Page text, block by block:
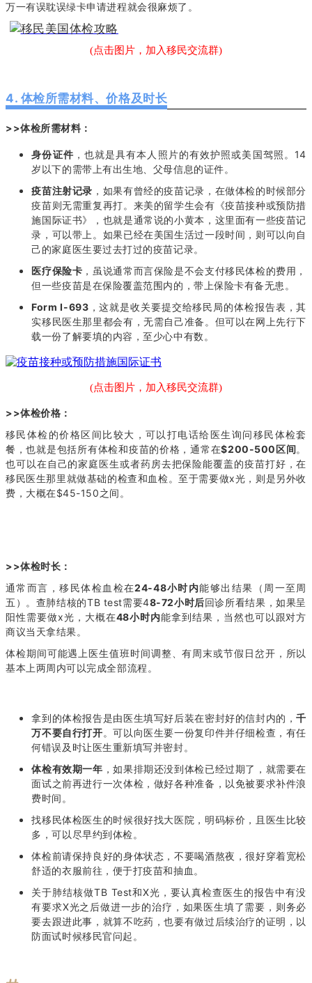
万一有误耽误绿卡申请进程就会很麻烦了。
(点击图片，加入移民交流群)
4. 体检所需材料、价格及时长
>>体检所需材料：
身份证件 ，也就是具有本人照片的有效护照或美国驾照。14
岁以下的需带上有出生地、父母信息的证件。
疫苗注射记录 ，如果有曾经的疫苗记录，在做体检的时候部分
疫苗则无需重复再打。来美的留学生会有《疫苗接种或预防措
施国际证书》，也就是通常说的小黄本，这里面有一些疫苗记
录，可以带上。如果已经在美国生活过一段时间，则可以向自
己的家庭医生要过去打过的疫苗记录。
医疗保险卡 ，虽说通常而言保险是不会支付移民体检的费用，
但一些疫苗是在保险覆盖范围内的，带上保险卡有备无患。
Form I-693 ，这就是收关要提交给移民局的体检报告表，其
实移民医生那里都会有，无需自己准备。但可以在网上先行下
载一份了解要填的内容，至少心中有数。
(点击图片，加入移民交流群)
>>体检价格：
移民体检的价格区间比较大，可以打电话给医生询问移民体检套
餐，也就是包括所有体检和疫苗的价格，通常在$200-500区间。
也可以在自己的家庭医生或者药房去把保险能覆盖的疫苗打好，在
移民医生那里就做基础的检查和血检。至于需要做x光，则是另外收
费，大概在$45-150之间。
>>体检时长：
通常而言，移民体检血检在24-48小时内能够出结果（周一至周
五）。查肺结核的TB test需要48-72小时后回诊所看结果，如果呈
阳性需要做x光，大概在48小时内能拿到结果，当然也可以跟对方
商议当天拿结果。
体检期间可能遇上医生值班时间调整、有周末或节假日岔开，所以
基本上两周内可以完成全部流程。
拿到的体检报告是由医生填写好后装在密封好的信封内的，千
万不要自行打开。可以向医生要一份复印件并仔细检查，有任
何错误及时让医生重新填写并密封。
体检有效期一年 ，如果排期还没到体检已经过期了，就需要在
面试之前再进行一次体检，做好各种准备，以免被要求补件浪
费时间。
找移民体检医生的时候很好找大医院，明码标价，且医生比较
多，可以尽早约到体检。
体检前请保持良好的身体状态，不要喝酒熬夜，很好穿着宽松
舒适的衣服前往，便于打疫苗和抽血。
关于肺结核做TB Test和X光，要认真检查医生的报告中有没
有要求X光之后做进一步的治疗，如果医生填了需要，则务必
要去跟进此事，就算不吃药，也要有做过后续治疗的证明，以
防面试时候移民官问起。